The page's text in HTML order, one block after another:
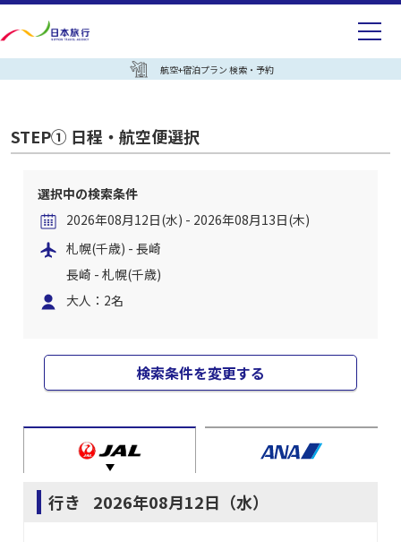
航空+宿泊プラン 検索・予約
STEP① 日程・航空便選択
選択中の検索条件
2026年08月12日(水) - 2026年08月13日(木)
札幌(千歳) - 長崎
長崎 - 札幌(千歳)
大人：2名
検索条件を変更する
行き 2026年08月12日（水）